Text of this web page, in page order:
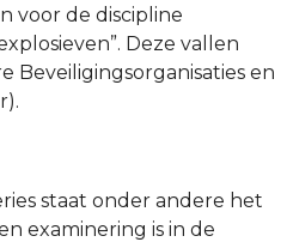
voor de discipline
Deze vallen
Beveiligingsorganisaties en
staat onder andere het
examinering is in de